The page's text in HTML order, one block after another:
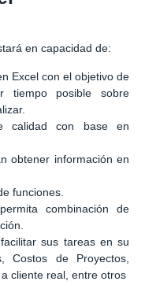
en capacidad de:
Excel con el objetivo de
tiempo posible sobre
calidad con base en
obtener información en
funciones.
combinación de
sus tareas en su
Costos de Proyectos,
cliente real, entre otros